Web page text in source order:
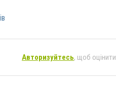
Авторизуйтесь, щоб оцінити